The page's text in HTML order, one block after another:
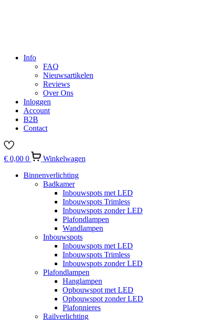
Info
FAQ
Nieuwsartikelen
Reviews
Over Ons
Inloggen
Account
B2B
Contact
€ 0,00 0
Winkelwagen
Binnenverlichting
Badkamer
Inbouwspots met LED
Inbouwspots Trimless
Inbouwspots zonder LED
Plafondlampen
Wandlampen
Inbouwspots
Inbouwspots met LED
Inbouwspots Trimless
Inbouwspots zonder LED
Plafondlampen
Hanglampen
Opbouwspot met LED
Opbouwspot zonder LED
Plafonnieres
Railverlichting